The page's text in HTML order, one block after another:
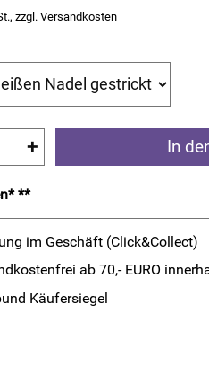
zzgl. Versandkosten
+ In
**
im Geschäft (Click&Collect)
ab 70,- EURO